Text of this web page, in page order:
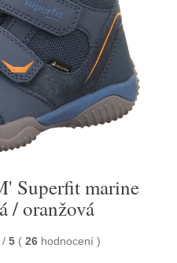
Superfit marine
/ oranžová
/ 5 ( 26 hodnocení )